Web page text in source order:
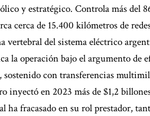
y estratégico. Controla más del
cerca de 15.400 kilómetros de
vertebral del sistema eléctrico
la operación bajo el argumento de
con transferencias
inyectó en 2023 más de $1,2
ha fracasado en su rol prestador,